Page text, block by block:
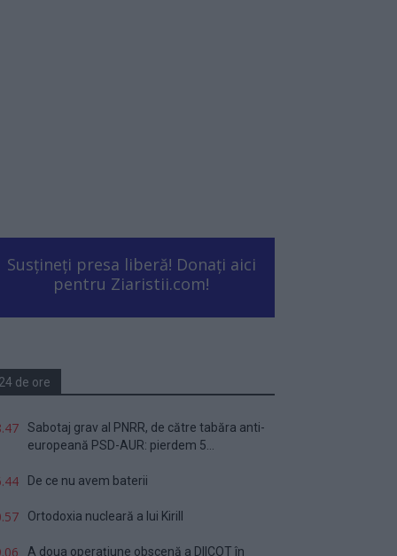
Susțineți presa liberă! Donați aici
pentru Ziaristii.com!
24 de ore
Sabotaj grav al PNRR, de către tabăra anti-
europeană PSD-AUR: pierdem 5...
De ce nu avem baterii
Ortodoxia nucleară a lui Kirill
A doua operațiune obscenă a DIICOT în